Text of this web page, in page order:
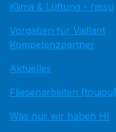
Klima & Lüftung - hissu
Vorgaben für Vaillant
Kompetenzpartner
Aktuelles
Fliesenarbeiten (toujou)
Was nur wir haben HI